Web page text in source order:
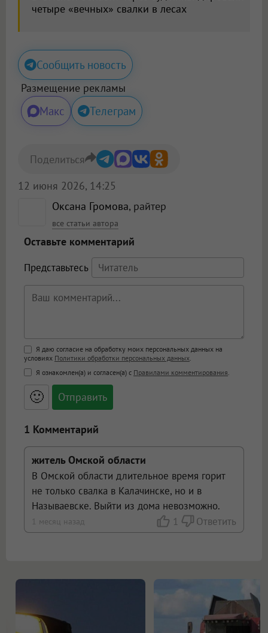
четыре «вечных» свалки в лесах
Сообщить новость
Размещение рекламы
Макс Телеграм
Оксана Громова, райтер
все статьи автора
12 июня 2026, 14:25
Поделиться
Оставьте комментарий
Представьтесь
Поддержка HTML
<b>, <strong>, <u>, <i>, <em>, <s>, <big>,
<small>, <sup>, <sub>, <pre>, <ul>, <ol>, <li>,
<blockquote>, <code> экранирует HTML,
адреса URL автоматически становятся
ссылками, и [img]адрес[/img] будет
Я даю согласие на обработку моих персональных данных на
условиях Политики обработки персональных данных
Я ознакомлен(а) и согласен(а) с Правилами комментирования
🙂
1 Комментарий
житель Омской области
В Омской области длительное время горит
не только свалка в Калачинске, но и в
Называевске. Выйти из дома невозможно.
1 месяц назад 1 Ответить